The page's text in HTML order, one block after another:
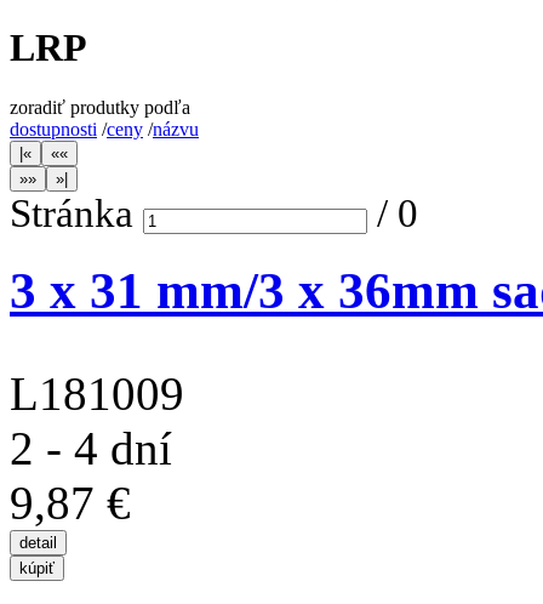
LRP
zoradiť produtky podľa
dostupnosti /ceny /názvu
Stránka / 0
3 x 31 mm/3 x 36mm
L181009
2 - 4 dní
9,87 €